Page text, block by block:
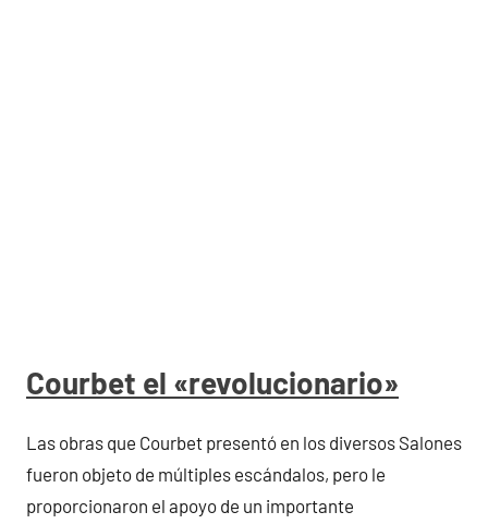
Courbet el «revolucionario»
Las obras que Courbet presentó en los diversos Salones
fueron objeto de múltiples escándalos, pero le
proporcionaron el apoyo de un importante